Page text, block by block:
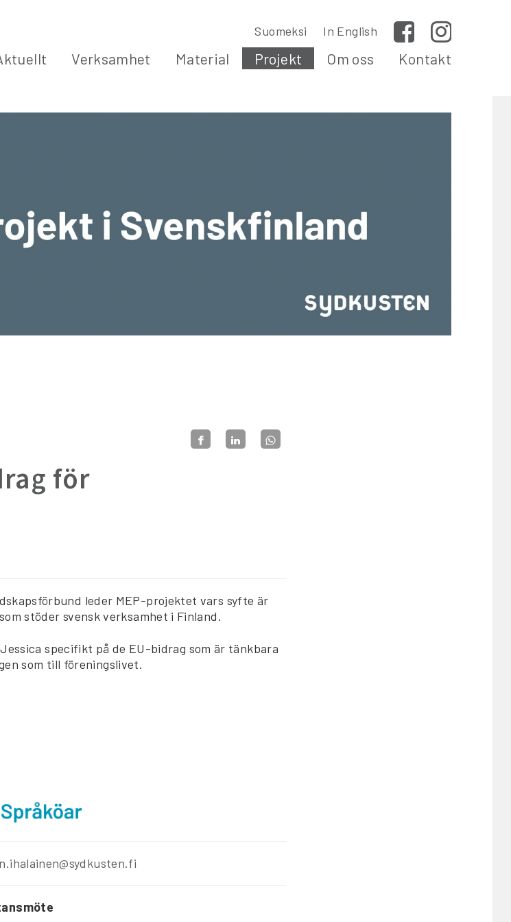
Suomeksi In English Facebook
Verksamhet Material Projekt Om oss Kontakt
för
leder MEP-projektet vars syfte är
stöder svensk verksamhet i Finland.
specifikt på de EU-bidrag som är tänkbara
som till föreningslivet.